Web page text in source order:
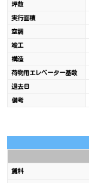
坪数
実行面積
空調
竣工
構造
荷物用エレベーター基数
退去日
備考
賃料